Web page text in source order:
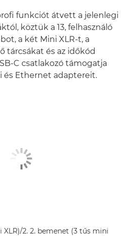
funkciót átvett a jelenlegi
köztük a 13, felhasználó
a két Mini XLR-t, a
tárcsákat és az időkód
C csatlakozó támogatja
és Ethernet adaptereit.
XLR)/2. 2. bemenet (3 tűs mini